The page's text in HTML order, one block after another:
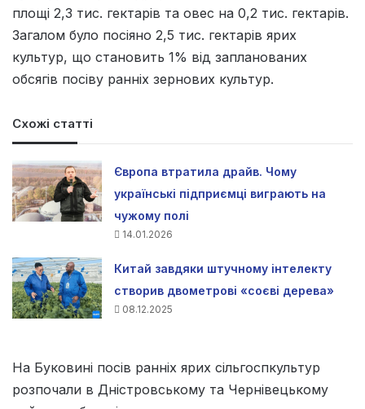
площі 2,3 тис. гектарів та овес на 0,2 тис. гектарів.
Загалом було посіяно 2,5 тис. гектарів ярих
культур, що становить 1% від запланованих
обсягів посіву ранніх зернових культур.
Схожі статті
Європа втратила драйв. Чому
українські підприємці виграють на
чужому полі
14.01.2026
Китай завдяки штучному інтелекту
створив двометрові «соєві дерева»
08.12.2025
На Буковині посів ранніх ярих сільгоспкультур
розпочали в Дністровському та Чернівецькому